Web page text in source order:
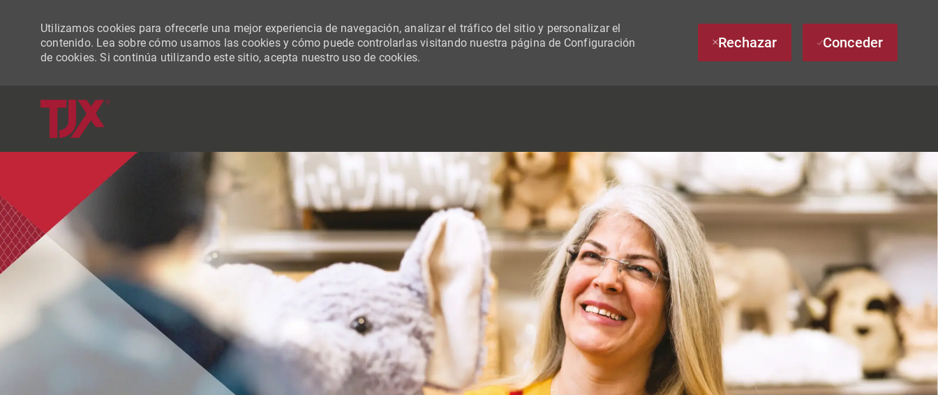
Utilizamos cookies para ofrecerle una mejor experiencia de navegación, analizar el tráfico del sitio y personalizar el
contenido. Lea sobre cómo usamos las cookies y cómo puede controlarlas visitando nuestra página de Configuración
de cookies. Si continúa utilizando este sitio, acepta nuestro uso de cookies.
Rechazar Conceder